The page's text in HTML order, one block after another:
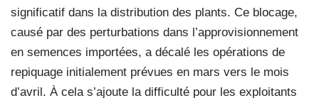
significatif dans la distribution des plants. Ce blocage,
causé par des perturbations dans l’approvisionnement
en semences importées, a décalé les opérations de
repiquage initialement prévues en mars vers le mois
d’avril. À cela s’ajoute la difficulté pour les exploitants